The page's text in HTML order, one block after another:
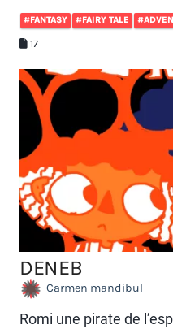
#FANTASY #FAIRY TALE
17
DENEB
Carmen mandibul
Romi une pirate de